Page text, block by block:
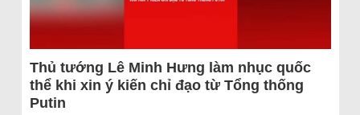
Thủ tướng Lê Minh Hưng làm nhục quốc
thể khi xin ý kiến chỉ đạo từ Tổng thống
Putin